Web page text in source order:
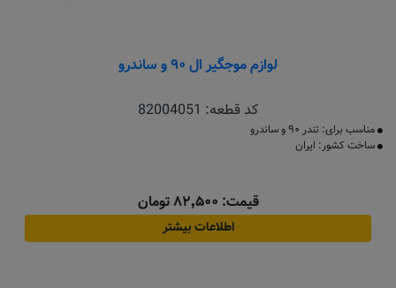
لوازم موجگیر ال ۹۰ و ساندرو
کد قطعه: 82004051
مناسب برای: تندر ۹۰ و ساندرو
ساخت کشور: ایران
قیمت: ۸۲٬۵۰۰ تومان
اطلاعات بیشتر